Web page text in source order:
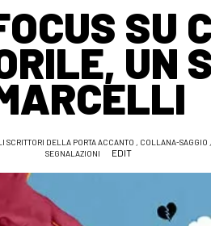
SU
UN
SCRITTORI DELLA PORTA ACCANTO , COLLANA-SAGGIO ,
SEGNALAZIONI
EDIT